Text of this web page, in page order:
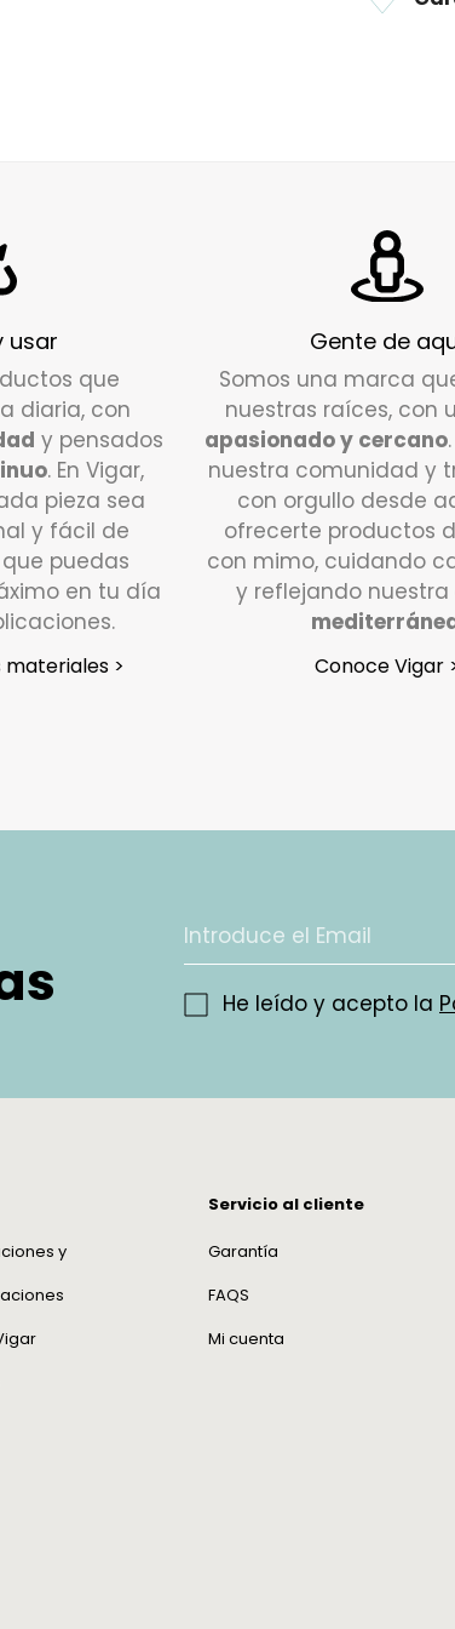
Tienes
pedido
alguna
¿Qué
Si tu
días
y
¿En
como
las
usar
que
diaria, con
y pensados
. En Vigar,
pieza sea
y fácil de
puedas
en tu día
>
Gente de
Somos una marca
nuestras raíces, con
apasionado y cercano
nuestra comunidad y
con orgullo desde
ofrecerte productos
con mimo, cuidando
y reflejando nuestra
Conoce Vigar
He leído y acepto la
y
Servicio al cliente
Garantía
FAQS
Mi cuenta